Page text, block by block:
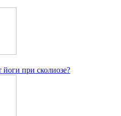
йоги при сколиозе?